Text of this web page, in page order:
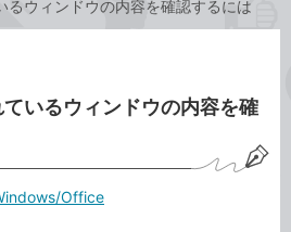
るウィンドウの内容を確認するには
いるウィンドウの内容を確
Office